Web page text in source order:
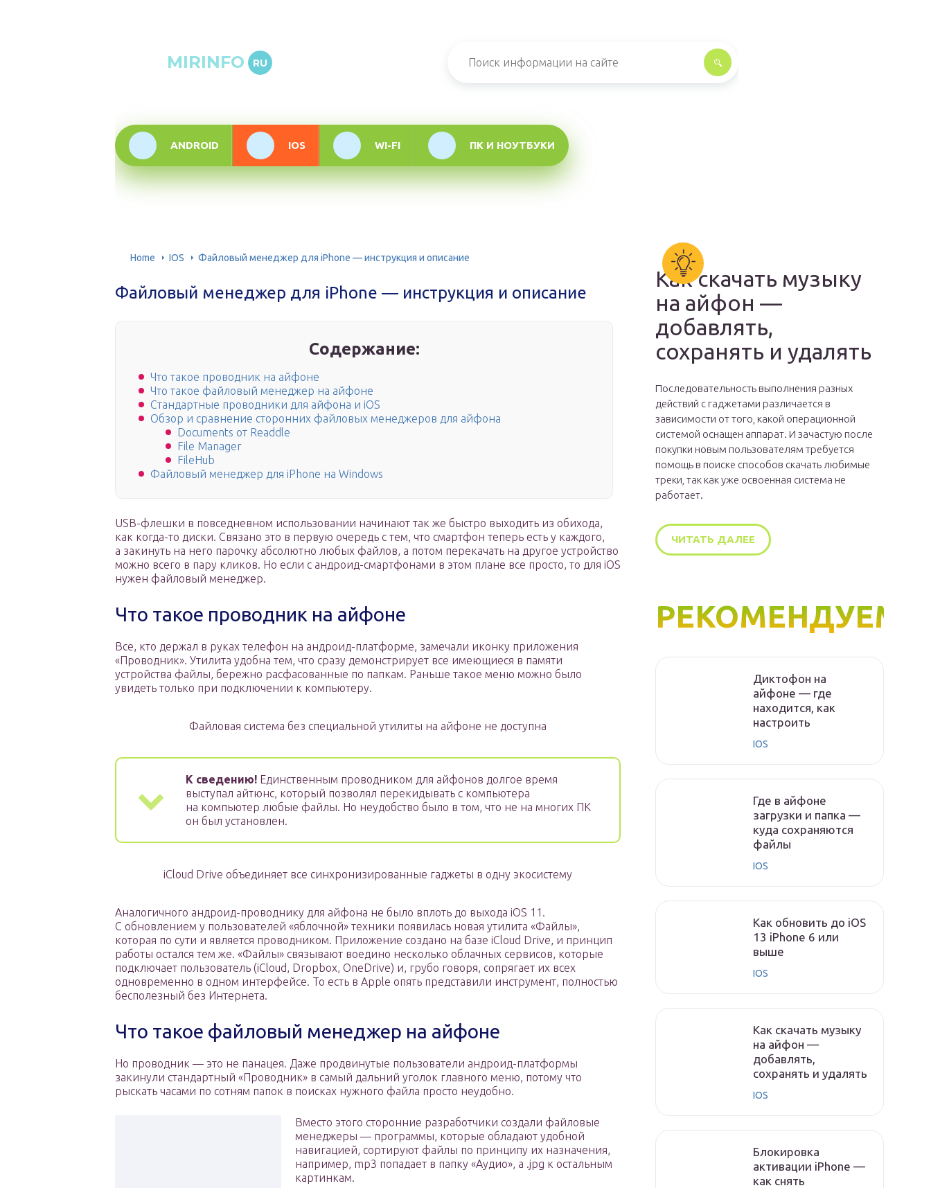
MIRINFO RU
ANDROID IOS WI-FI ПК И НОУТБУКИ
Home IOS Файловый менеджер для iPhone — инструкция и описание
Файловый менеджер для iPhone — инструкция и описание
Содержание:
Что такое проводник на айфоне
Что такое файловый менеджер на айфоне
Стандартные проводники для айфона и iOS
Обзор и сравнение сторонних файловых менеджеров для айфона
Documents от Readdle
File Manager
FileHub
Файловый менеджер для iPhone на Windows
USB-флешки в повседневном использовании начинают так же быстро выходить из обихода,
как когда-то диски. Связано это в первую очередь с тем, что смартфон теперь есть у каждого,
а закинуть на него парочку абсолютно любых файлов, а потом перекачать на другое устройство
можно всего в пару кликов. Но если с андроид-смартфонами в этом плане все просто, то для iOS
нужен файловый менеджер.
Что такое проводник на айфоне
Все, кто держал в руках телефон на андроид-платформе, замечали иконку приложения
«Проводник». Утилита удобна тем, что сразу демонстрирует все имеющиеся в памяти
устройства файлы, бережно расфасованные по папкам. Раньше такое меню можно было
увидеть только при подключении к компьютеру.
Файловая система без специальной утилиты на айфоне не доступна
К сведению! Единственным проводником для айфонов долгое время
выступал айтюнс, который позволял перекидывать с компьютера
на компьютер любые файлы. Но неудобство было в том, что не на многих ПК
он был установлен.
iCloud Drive объединяет все синхронизированные гаджеты в одну экосистему
Аналогичного андроид-проводнику для айфона не было вплоть до выхода iOS 11.
С обновлением у пользователей «яблочной» техники появилась новая утилита «Файлы»,
которая по сути и является проводником. Приложение создано на базе iCloud Drive, и принцип
работы остался тем же. «Файлы» связывают воедино несколько облачных сервисов, которые
подключает пользователь (iCloud, Dropbox, OneDrive) и, грубо говоря, сопрягает их всех
одновременно в одном интерфейсе. То есть в Apple опять представили инструмент, полностью
бесполезный без Интернета.
Что такое файловый менеджер на айфоне
Но проводник — это не панацея. Даже продвинутые пользователи андроид-платформы
закинули стандартный «Проводник» в самый дальний уголок главного меню, потому что
рыскать часами по сотням папок в поисках нужного файла просто неудобно.
Вместо этого сторонние разработчики создали файловые
менеджеры — программы, которые обладают удобной
навигацией, сортируют файлы по принципу их назначения,
например, mp3 попадает в папку «Аудио», а .jpg к остальным
картинкам.
Как скачать музыку
на айфон —
добавлять,
сохранять и удалять
Последовательность выполнения разных
действий с гаджетами различается в
зависимости от того, какой операционной
системой оснащен аппарат. И зачастую после
покупки новым пользователям требуется
помощь в поиске способов скачать любимые
треки, так как уже освоенная система не
работает.
ЧИТАТЬ ДАЛЕЕ
РЕКОМЕНДУЕМ
Диктофон на
айфоне — где
находится, как
настроить
IOS
Где в айфоне
загрузки и папка —
куда сохраняются
файлы
IOS
Как обновить до iOS
13 iPhone 6 или
выше
IOS
Как скачать музыку
на айфон —
добавлять,
сохранять и удалять
IOS
Блокировка
активации iPhone —
как снять